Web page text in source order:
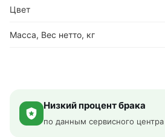
Цвет
Масса, Вес нетто, кг
Низкий процент брака
по данным сервисного